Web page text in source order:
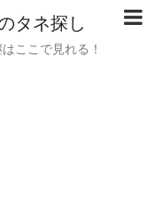
タネ探し
ここで見れる！